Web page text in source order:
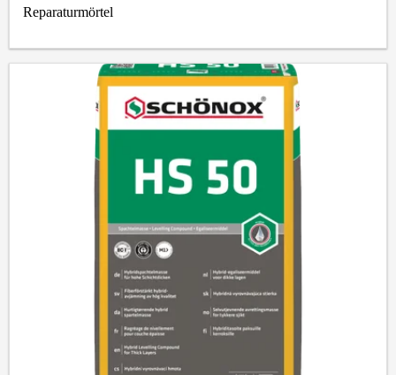
Reparaturmörtel